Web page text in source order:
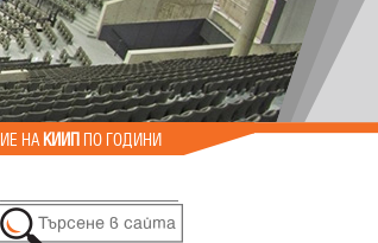
НАКИИППО ГОДИНИ